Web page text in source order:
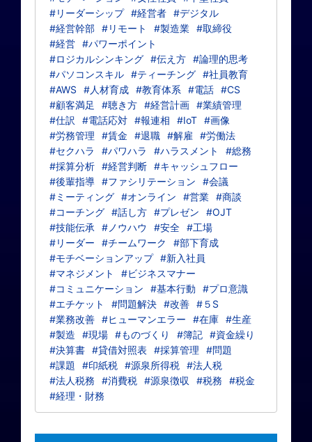
#リーダーシップ #経営者 #デジタル
#経営幹部 #リモート #製造業 #取締役
#経営 #パワーポイント
#ロジカルシンキング #伝え方 #論理的思考
#パソコンスキル #ティーチング #社員教育
#AWS
#人材育成 #教育体系 #電話 #CS
#顧客満足
#聴き方 #経営計画 #業績管理
#仕訳
#電話応対 #報連相 #IoT #画像
#労務管理
#賃金 #退職 #解雇
#労働法
#セクハラ
#パワハラ #ハラスメント
#総務
#採算分析 #経営判断 #キャッシュフロー
#後輩指導 #ファシリテーション
#会議
#ミーティング #オンライン #営業 #商談
#コーチング #話し方 #プレゼン
#OJT
#技能伝承
#ノウハウ #安全 #工場
#リーダー
#チームワーク
#部下育成
#モチベーションアップ #新入社員
#マネジメント
#ビジネスマナー
#コミュニケーション
#基本行動
#プロ意識
#エチケット
#問題解決 #改善 #５S
#業務改善 #ヒューマンエラー #在庫 #生産
#製造
#現場 #ものづくり #簿記 #資金繰り
#決算書 #貸借対照表 #採算管理
#問題
#課題
#印紙税 #源泉所得税 #法人税
#法人税務
#消費税 #源泉徴収 #税務
#税金
#経理・財務